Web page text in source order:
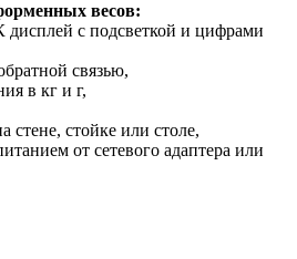
весов:
с подсветкой и цифрами
связью,
в кг и г,
стене, стойке или столе,
от сетевого адаптера или